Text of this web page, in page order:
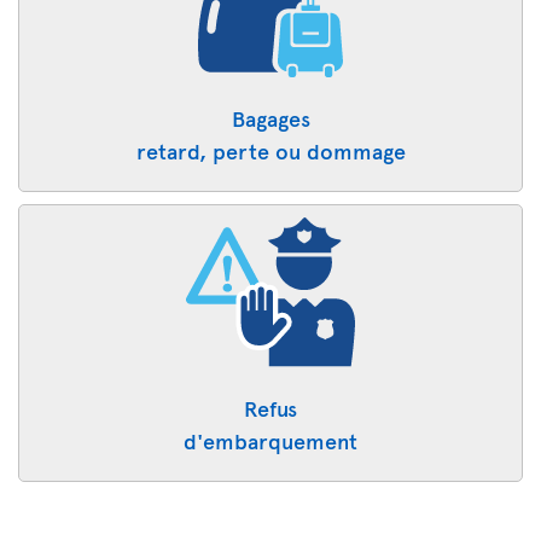
Bagages
retard, perte ou dommage
Refus
d'embarquement